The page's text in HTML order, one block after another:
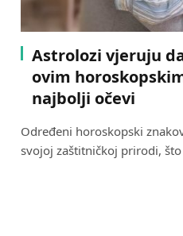
Astrolozi vjeruju
ovim
najbolji očevi
Određeni horoskopski
svojoj zaštitničkoj prirodi,